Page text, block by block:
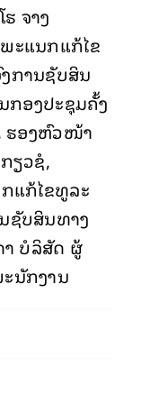
ຈາງ
ະແນກແກ້ໄຂ
ການຊັບສິນ
ກອງປະຊຸມຄັ້ງ
ຮອງຫົວໜ້າ
ຽວຊໍ,
ແກ້ໄຂທູລະ
ຊັບສິນທາງ
າ ບໍລິສັດ ຜູ້
ນັກງານ